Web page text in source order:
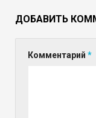
ДОБАВИТЬ
Комментарий *